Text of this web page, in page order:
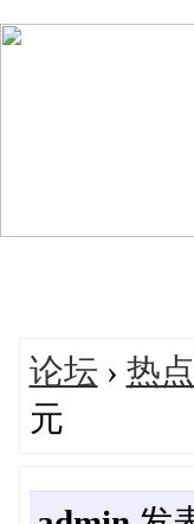
论坛 › 热
元